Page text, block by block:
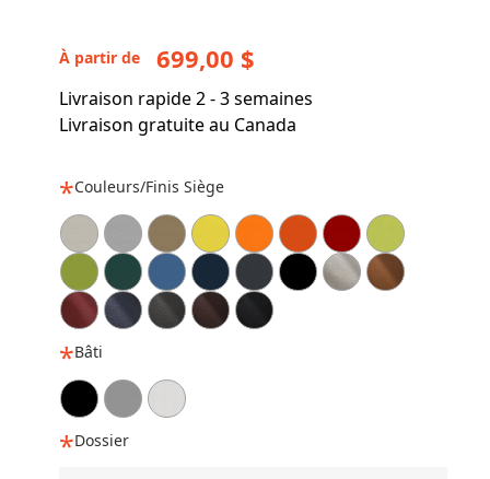
À partir de 699,00 $
Livraison rapide 2 - 3 semaines
Livraison gratuite au Canada
Couleurs/Finis Siège
Bâti
Dossier